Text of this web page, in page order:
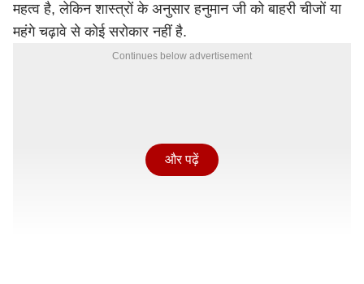
महत्व है, लेकिन शास्त्रों के अनुसार हनुमान जी को बाहरी चीजों या
महंगे चढ़ावे से कोई सरोकार नहीं है.
Continues below advertisement
और पढ़ें